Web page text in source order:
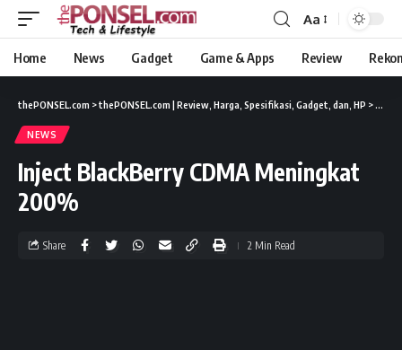
Aa
Home News Gadget Game & Apps Review
thePONSEL.com >thePONSEL.com | Review, Harga, Spesifikasi, Gadget, dan, HP > News
NEWS
Inject BlackBerry CDMA Meningkat
200%
Share 2 Min Read